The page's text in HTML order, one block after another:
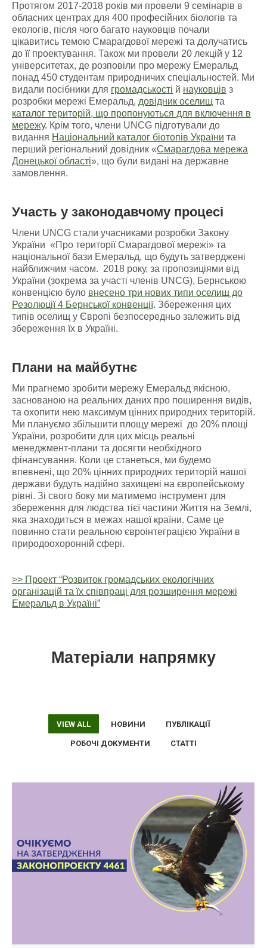
Протягом 2017-2018 років ми провели 9 семінарів в
обласних центрах для 400 професійних біологів та
екологів, після чого багато науковців почали
цікавитись темою Смарагдової мережі та долучатись
до її проектування. Також ми провели 20 лекцій у 12
університетах, де розповіли про мережу Емеральд
понад 450 студентам природничих спеціальностей. Ми
видали посібники для громадськості й науковців з
розробки мережі Емеральд, довідник оселищ та
каталог територій, що пропонуються для включення в
мережу. Крім того, члени UNCG підготували до
видання Національний каталог біотопів України та
перший регіональний довідник «Смарагдова мережа
Донецької області», що були видані на державне
замовлення.
Участь у законодавчому процесі
Члени UNCG стали учасниками розробки Закону
України «Про території Смарагдової мережі» та
національної бази Емеральд, що будуть затверджені
найближчим часом. 2018 року, за пропозиціями від
України (зокрема за участі членів UNCG), Бернською
конвенцією було внесено три нових типи оселищ до
Резолюції 4 Бернської конвенції. Збереження цих
типів оселищ у Європі безпосередньо залежить від
збереження їх в Україні.
Плани на майбутнє
Ми прагнемо зробити мережу Емеральд якісною,
заснованою на реальних даних про поширення видів,
та охопити нею максимум цінних природних територій.
Ми плануємо збільшити площу мережі до 20% площі
України, розробити для цих місць реальні
менеджмент-плани та досягти необхідного
фінансування. Коли це станеться, ми будемо
впевнені, що 20% цінних природних територій нашої
держави будуть надійно захищені на європейському
рівні. Зі свого боку ми матимемо інструмент для
збереження для людства тієї частини Життя на Землі,
яка знаходиться в межах нашої країни. Саме це
повинно стати реальною євроінтеграцією України в
природоохоронній сфері.
>> Проект “Розвиток громадських екологічних
організацій та їх співпраці для розширення мережі
Емеральд в Україні”
Матеріали напрямку
VIEW ALL НОВИНИ ПУБЛІКАЦІЇ
РОБОЧІ ДОКУМЕНТИ СТАТТІ